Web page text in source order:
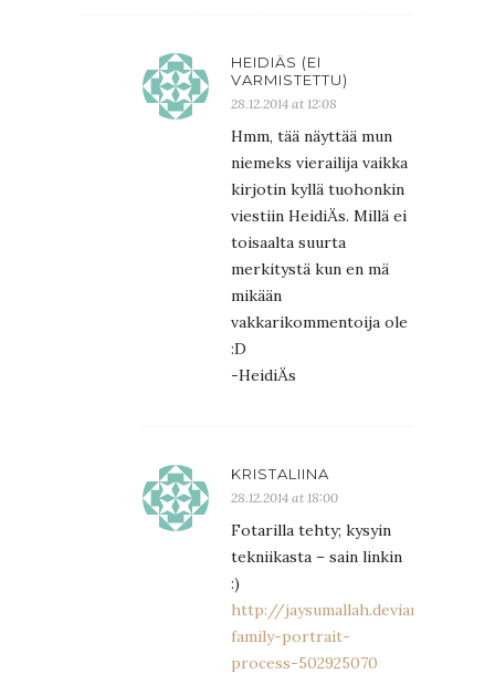
HEIDIÄS (EI
VARMISTETTU)
28.12.2014 at 12:08
Hmm, tää näyttää mun
niemeks vierailija vaikka
kirjotin kyllä tuohonkin
viestiin HeidiÄs. Millä ei
toisaalta suurta
merkitystä kun en mä
mikään
vakkarikommentoija ole
:D
-HeidiÄs
KRISTALIINA
28.12.2014 at 18:00
Fotarilla tehty; kysyin
tekniikasta – sain linkin
:)
http://
family-portrait-
process-502925070